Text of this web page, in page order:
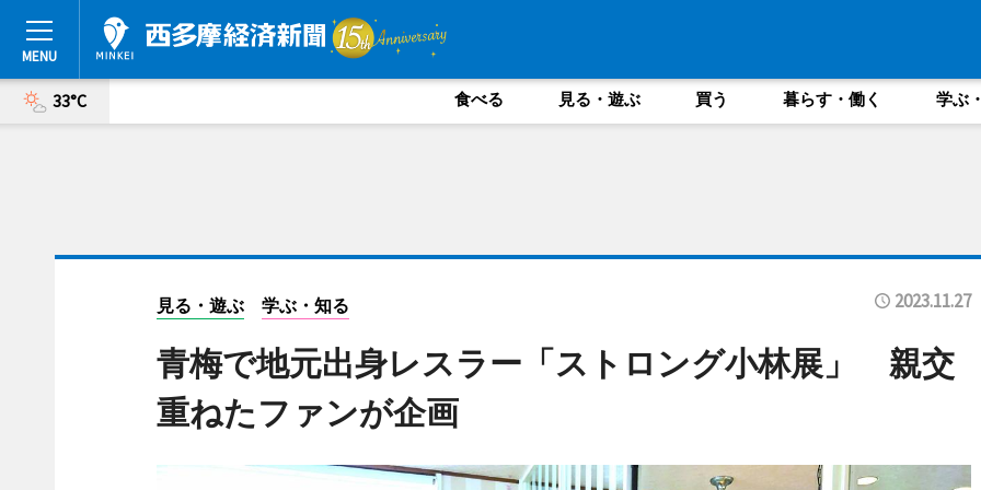
33°C 食べる 見る・遊ぶ 買う 暮らす・働く 学ぶ
見る・遊ぶ 学ぶ・知る 2023.11.27
青梅で地元出身レスラー「ストロング小林展」 親交
重ねたファンが企画